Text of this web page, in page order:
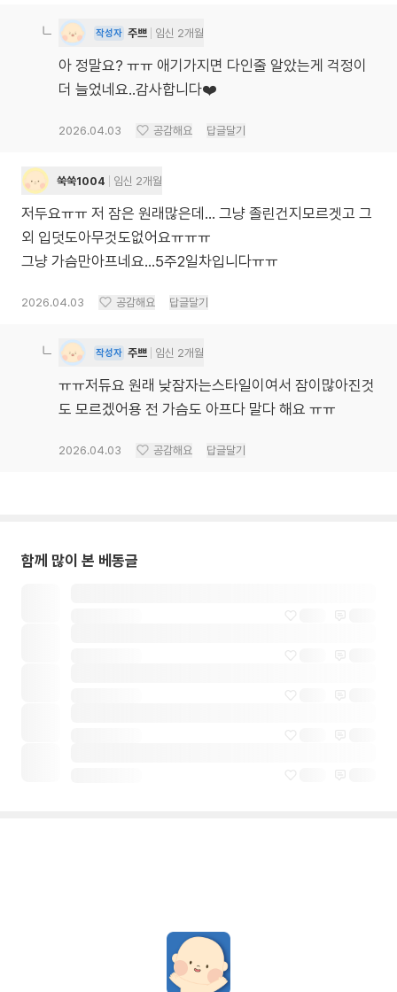
작성자 주쁘 임신 2개월
아 정말요? ㅠㅠ 애기가지면 다인줄 알았는게 걱정이
더 늘었네요..감사합니다❤️
2026.04.03 공감해요 답글달기
쑥쑥1004 임신 2개월
저두요ㅠㅠ 저 잠은 원래많은데... 그냥 졸린건지모르겟고 그
외 입덧도아무것도없어요ㅠㅠㅠ
그냥 가슴만아프네요...5주2일차입니다ㅠㅠ
2026.04.03 공감해요 답글달기
작성자 주쁘 임신 2개월
ㅠㅠ저듀요 원래 낮잠자는스타일이여서 잠이많아진것
도 모르겠어용 전 가슴도 아프다 말다 해요 ㅠㅠ
2026.04.03 공감해요 답글달기
함께 많이 본 베동글